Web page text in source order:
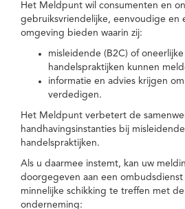
Het Meldpunt wil consumenten en
gebruiksvriendelijke, eenvoudige en
omgeving bieden waarin zij:
misleidende (B2C) of oneerlijke
handelspraktijken kunnen
informatie en advies krijgen
verdedigen.
Het Meldpunt verbetert de
handhavingsinstanties bij
handelspraktijken.
Als u daarmee instemt, kan uw
doorgegeven aan een
minnelijke schikking te treffen met
onderneming: